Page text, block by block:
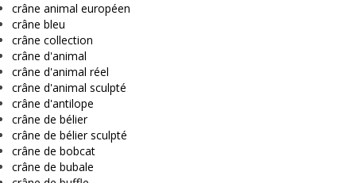
crâne animal européen
crâne bleu
crâne collection
crâne d'animal
crâne d'animal réel
crâne d'animal sculpté
crâne d'antilope
crâne de bélier
crâne de bélier sculpté
crâne de bobcat
crâne de bubale